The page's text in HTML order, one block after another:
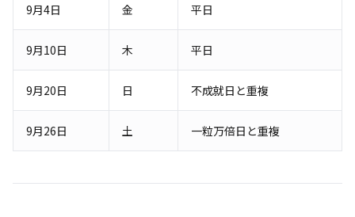
9月4日 金 平日
9月10日 木 平日
9月20日 日 不成就日と重複
9月26日 土 一粒万倍日と重複